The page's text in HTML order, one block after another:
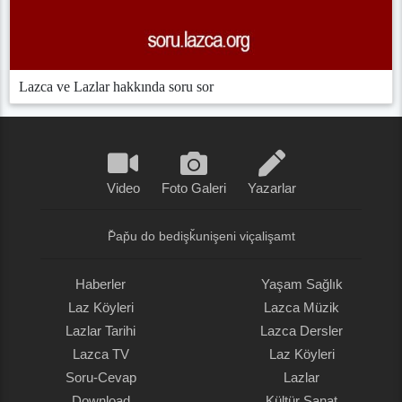
Lazca ve Lazlar hakkında soru sor
Video Foto Galeri Yazarlar
P̌ap̌u do bedişǩunişeni viçalişamt
Haberler
Laz Köyleri
Lazlar Tarihi
Lazca TV
Soru-Cevap
Yaşam Sağlık
Lazca Müzik
Lazca Dersler
Laz Köyleri
Lazlar